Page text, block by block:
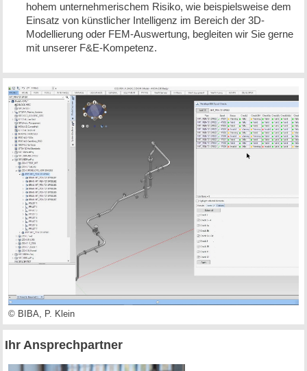
hohem unternehmerischem Risiko, wie beispielsweise dem
Einsatz von künstlicher Intelligenz im Bereich der 3D-
Modellierung oder FEM-Auswertung, begleiten wir Sie gerne
mit unserer F&E-Kompetenz.
© BIBA, P. Klein
Ihr Ansprechpartner